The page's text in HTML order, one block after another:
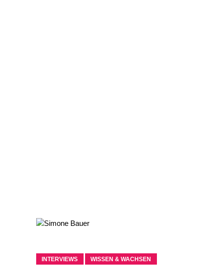
INTERVIEWS WISSEN & WACHSEN